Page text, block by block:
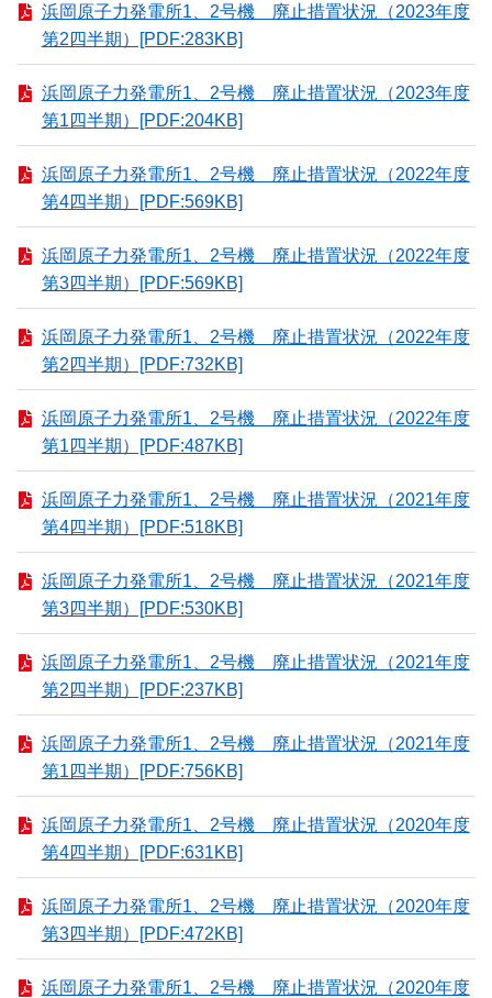
浜岡原子力発電所1、2号機 廃止措置状況（2023年度
第2四半期）[PDF:283KB]
浜岡原子力発電所1、2号機 廃止措置状況（2023年度
第1四半期）[PDF:204KB]
浜岡原子力発電所1、2号機 廃止措置状況（2022年度
第4四半期）[PDF:569KB]
浜岡原子力発電所1、2号機 廃止措置状況（2022年度
第3四半期）[PDF:569KB]
浜岡原子力発電所1、2号機 廃止措置状況（2022年度
第2四半期）[PDF:732KB]
浜岡原子力発電所1、2号機 廃止措置状況（2022年度
第1四半期）[PDF:487KB]
浜岡原子力発電所1、2号機 廃止措置状況（2021年度
第4四半期）[PDF:518KB]
浜岡原子力発電所1、2号機 廃止措置状況（2021年度
第3四半期）[PDF:530KB]
浜岡原子力発電所1、2号機 廃止措置状況（2021年度
第2四半期）[PDF:237KB]
浜岡原子力発電所1、2号機 廃止措置状況（2021年度
第1四半期）[PDF:756KB]
浜岡原子力発電所1、2号機 廃止措置状況（2020年度
第4四半期）[PDF:631KB]
浜岡原子力発電所1、2号機 廃止措置状況（2020年度
第3四半期）[PDF:472KB]
浜岡原子力発電所1、2号機 廃止措置状況（2020年度